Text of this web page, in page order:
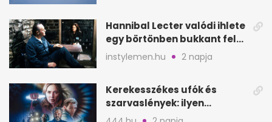
Hannibal Lecter valódi ihlete
egy börtönben bukkant fel
Thomas Harrisnek
instylemen.hu 2 napja
Kerekesszékes ufók és
szarvaslények: ilyen
Spielberg új filmje